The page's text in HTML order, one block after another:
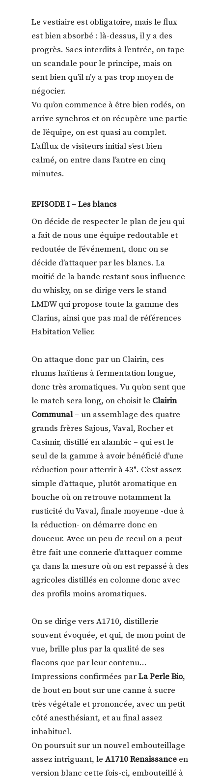
Le vestiaire est obligatoire, mais le flux
est bien absorbé : là-dessus, il y a des
progrès. Sacs interdits à l’entrée, on tape
un scandale pour le principe, mais on
sent bien qu’il n’y a pas trop moyen de
négocier.
Vu qu’on commence à être bien rodés, on
arrive synchros et on récupère une partie
de l’équipe, on est quasi au complet.
L’afflux de visiteurs initial s’est bien
calmé, on entre dans l’antre en cinq
minutes.
EPISODE I – Les blancs
On décide de respecter le plan de jeu qui
a fait de nous une équipe redoutable et
redoutée de l’événement, donc on se
décide d’attaquer par les blancs. La
moitié de la bande restant sous influence
du whisky, on se dirige vers le stand
LMDW qui propose toute la gamme des
Clarins, ainsi que pas mal de références
Habitation Velier.
On attaque donc par un Clairin, ces
rhums haïtiens à fermentation longue,
donc très aromatiques. Vu qu’on sent que
le match sera long, on choisit le Clairin
Communal– un assemblage des quatre
grands frères Sajous, Vaval, Rocher et
Casimir, distillé en alambic – qui est le
seul de la gamme à avoir bénéficié d’une
réduction pour atterrir à 43°. C’est assez
simple d’attaque, plutôt aromatique en
bouche où on retrouve notamment la
rusticité du Vaval, finale moyenne -due à
la réduction- on démarre donc en
douceur. Avec un peu de recul on a peut-
être fait une connerie d’attaquer comme
ça dans la mesure où on est repassé à des
agricoles distillés en colonne donc avec
des profils moins aromatiques.
On se dirige vers A1710, distillerie
souvent évoquée, et qui, de mon point de
vue, brille plus par la qualité de ses
flacons que par leur contenu…
Impressions confirmées parLa Perle Bio,
de bout en bout sur une canne à sucre
très végétale et prononcée, avec un petit
côté anesthésiant, et au final assez
inhabituel.
On poursuit sur un nouvel embouteillage
assez intriguant, le A1710 Renaissance en
version blanc cette fois-ci, embouteillé à